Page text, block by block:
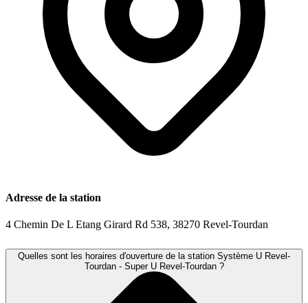
Adresse de la station
4 Chemin De L Etang Girard Rd 538, 38270 Revel-Tourdan
Quelles sont les horaires d'ouverture de la station Système U Revel-
Tourdan - Super U Revel-Tourdan ?